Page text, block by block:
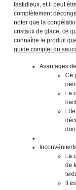
fastidieux, et il peut
complètement
noter que la
cristaux de glace, ce
connaître le produit
guide complet du
Avantages
Ce
La
La
de
Il